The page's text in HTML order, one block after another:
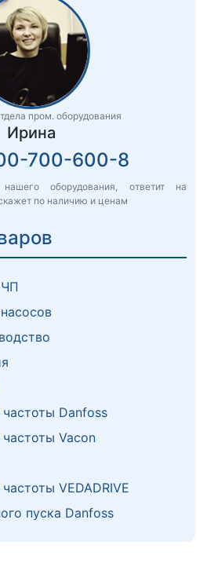
пром. оборудования
Ирина
700-600-8
оборудования, ответит на
по наличию и ценам
Danfoss
Vacon
VEDADRIVE
пуска Danfoss